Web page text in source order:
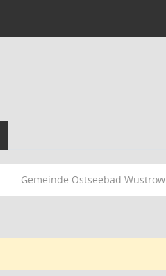
Gemeinde Ostseebad Wustrow